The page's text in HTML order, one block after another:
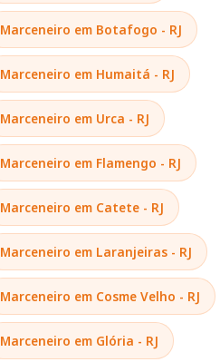
Marceneiro em Botafogo - RJ
Marceneiro em Humaitá - RJ
Marceneiro em Urca - RJ
Marceneiro em Flamengo - RJ
Marceneiro em Catete - RJ
Marceneiro em Laranjeiras - RJ
Marceneiro em Cosme Velho - RJ
Marceneiro em Glória - RJ